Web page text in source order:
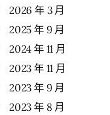
2026 年 3 月
2025 年 9 月
2024 年 11 月
2023 年 11 月
2023 年 9 月
2023 年 8 月